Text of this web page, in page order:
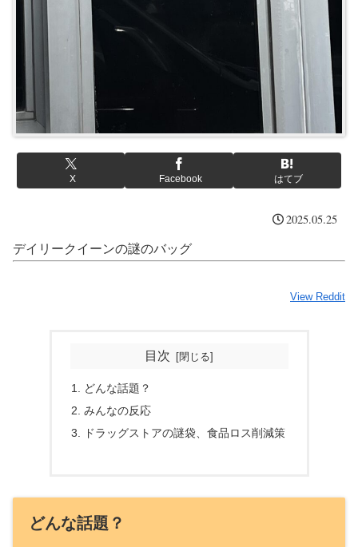
X Facebook はてブ
2025.05.25
デイリークイーンの謎のバッグ
View Reddit
目次
どんな話題？
みんなの反応
ドラッグストアの謎袋、食品ロス削減策
どんな話題？